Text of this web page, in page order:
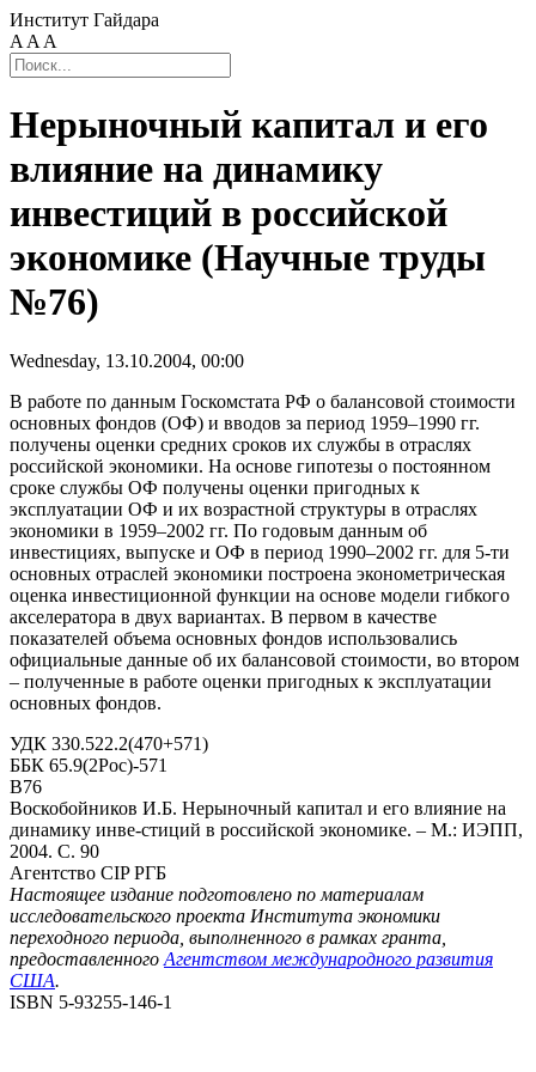
Институт Гайдара
A A A
Нерыночный капитал и его
влияние на динамику
инвестиций в российской
экономике (Научные труды
№76)
Wednesday, 13.10.2004, 00:00
В работе по данным Госкомстата РФ о балансовой стоимости
основных фондов (ОФ) и вводов за период 1959–1990 гг.
получены оценки средних сроков их службы в отраслях
российской экономики. На основе гипотезы о постоянном
сроке службы ОФ получены оценки пригодных к
эксплуатации ОФ и их возрастной структуры в отраслях
экономики в 1959–2002 гг. По годовым данным об
инвестициях, выпуске и ОФ в период 1990–2002 гг. для 5-ти
основных отраслей экономики построена эконометрическая
оценка инвестиционной функции на основе модели гибкого
акселератора в двух вариантах. В первом в качестве
показателей объема основных фондов использовались
официальные данные об их балансовой стоимости, во втором
– полученные в работе оценки пригодных к эксплуатации
основных фондов.
УДК 330.522.2(470+571)
ББК 65.9(2Рос)-571
В76
Воскобойников И.Б. Нерыночный капитал и его влияние на
динамику инве-стиций в российской экономике. – М.: ИЭПП,
2004. С. 90
Агентство CIP РГБ
Настоящее издание подготовлено по материалам
исследовательского проекта Института экономики
переходного периода, выполненного в рамках гранта,
предоставленного Агентством международного развития
США.
ISBN 5-93255-146-1